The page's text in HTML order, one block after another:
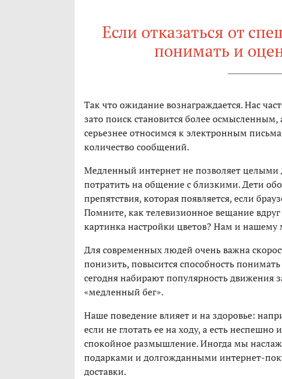
Если отказаться от
понимать и
Так что ожидание вознаграждается. Нас
зато поиск становится более
серьезнее относимся к электронным
количество сообщений.
Медленный интернет не позволяет
потратить на общение с близкими. Дети
препятствия, которая появляется, если
Помните, как телевизионное вещание
картинка настройки цветов? Нам и
Для современных людей очень важна
понизить, повысится способность
сегодня набирают популярность движения
«медленный бег».
Наше поведение влияет и на здоровье:
если не глотать ее на ходу, а есть
спокойное размышление. Иногда мы
подарками и долгожданными интернет-
доставки.